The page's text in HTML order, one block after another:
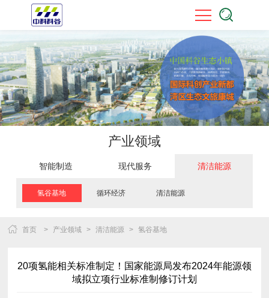
产业领域
智能制造 现代服务 清洁能源
氢谷基地 循环经济 清洁能源
首页 > 产业领域 > 清洁能源 > 氢谷基地
域拟立项行业标准制修订计划